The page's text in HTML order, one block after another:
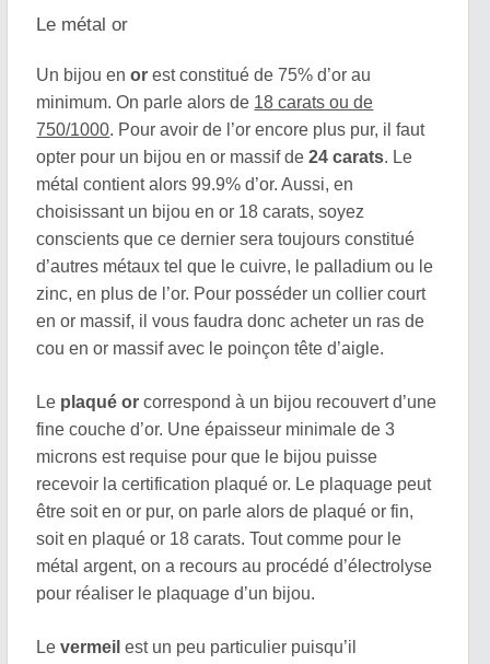
Le métal or
Un bijou enor est constitué de 75% d’or au
minimum. On parle alors de 18 carats ou de
750/1000. Pour avoir de l’or encore plus pur, il faut
opter pour un bijou en or massif de24 carats. Le
métal contient alors 99.9% d’or. Aussi, en
choisissant un bijou en or 18 carats, soyez
conscients que ce dernier sera toujours constitué
d’autres métaux tel que le cuivre, le palladium ou le
zinc, en plus de l’or. Pour posséder un collier court
en or massif, il vous faudra donc acheter un ras de
cou en or massif avec le poinçon tête d’aigle.
Le plaqué or correspond à un bijou recouvert d’une
fine couche d’or. Une épaisseur minimale de 3
microns est requise pour que le bijou puisse
recevoir la certification plaqué or. Le plaquage peut
être soit en or pur, on parle alors de plaqué or fin,
soit en plaqué or 18 carats. Tout comme pour le
métal argent, on a recours au procédé d’électrolyse
pour réaliser le plaquage d’un bijou.
Levermeil est un peu particulier puisqu’il